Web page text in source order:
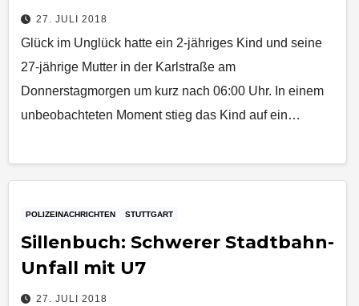
27. JULI 2018
Glück im Unglück hatte ein 2-jähriges Kind und seine
27-jährige Mutter in der Karlstraße am
Donnerstagmorgen um kurz nach 06:00 Uhr. In einem
unbeobachteten Moment stieg das Kind auf ein…
POLIZEINACHRICHTEN STUTTGART
Sillenbuch: Schwerer Stadtbahn-
Unfall mit U7
27. JULI 2018